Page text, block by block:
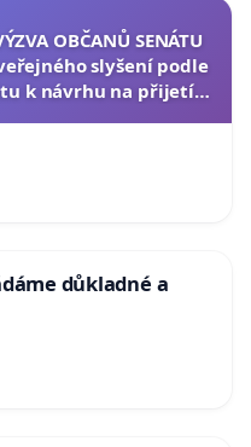
OBČANŮ SENÁTU
slyšení podle
k návrhu na přijetí
důkladné a